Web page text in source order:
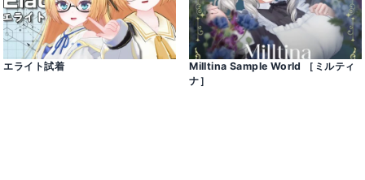
エライト試着
Milltina Sample World ［ミルティ
ナ］